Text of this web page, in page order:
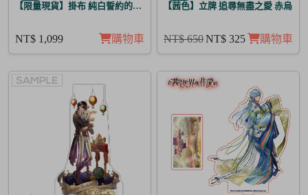
【限量現貨】掛布 純白誓約的花之婚禮 布里特芬
NT$ 1,099 購物車
【茜色】立牌 追尋無盡之愛 赤烏
NT$ 650NT$ 325 購物車